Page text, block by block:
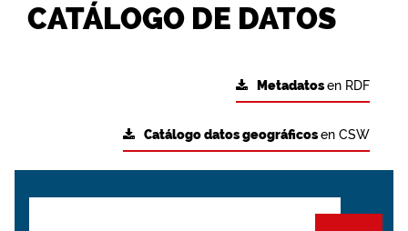
CATÁLOGO DE DATOS
Metadatosen RDF
Catálogo datos geográficosen CSW